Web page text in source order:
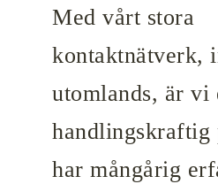
Med vårt stora
kontaktnätverk,
utomlands, är vi
handlingskraftig
har mångårig